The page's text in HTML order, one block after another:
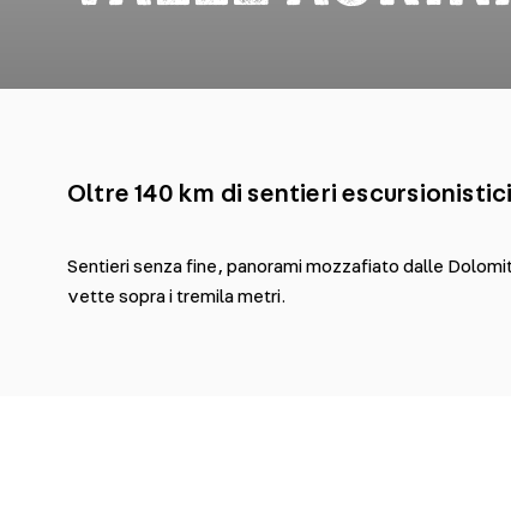
Oltre 140 km di sentieri
Sentieri senza fine, panorami mozzafiato dalle
vette sopra i tremila metri.